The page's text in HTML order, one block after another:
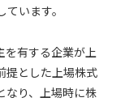
います。
を有する企業が上
提とした上場株式
なり、上場時に株